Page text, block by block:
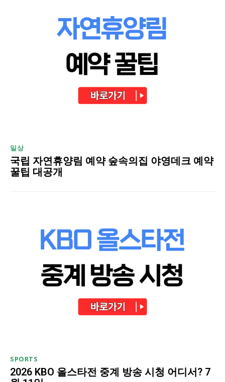
일상
국립 자연휴양림 예약 숲속의집 야영데크 예약
꿀팁 대공개
SPORTS
2026 KBO 올스타전 중계 방송 시청 어디서? 7